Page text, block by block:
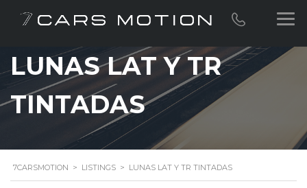
LUNAS LAT Y TR
TINTADAS
7CARSMOTION > LISTINGS > LUNAS LAT Y TR TINTADAS